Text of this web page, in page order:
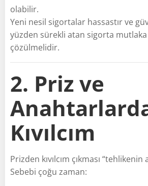
olabilir.
Yeni nesil sigortalar hassastır ve
yüzden sürekli atan sigorta
çözülmelidir.
2. Priz ve
Kıvılcım
Prizden kıvılcım çıkması “tehlikenin
Sebebi çoğu zaman: